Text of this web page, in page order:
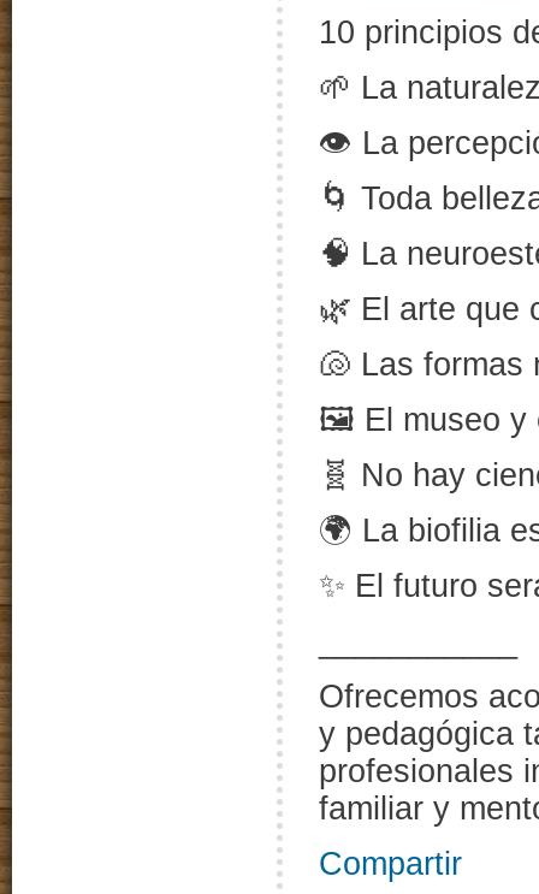
10 principios
🌱 La
👁️ La
🌀 Toda
🧠 La
🌿 El arte que
🐚 Las formas
🖼️ El museo y
🧬 No hay
🌍 La biofilia
✨ El futuro
Ofrecemos
y pedagógica
profesionales
familiar y
Compartir